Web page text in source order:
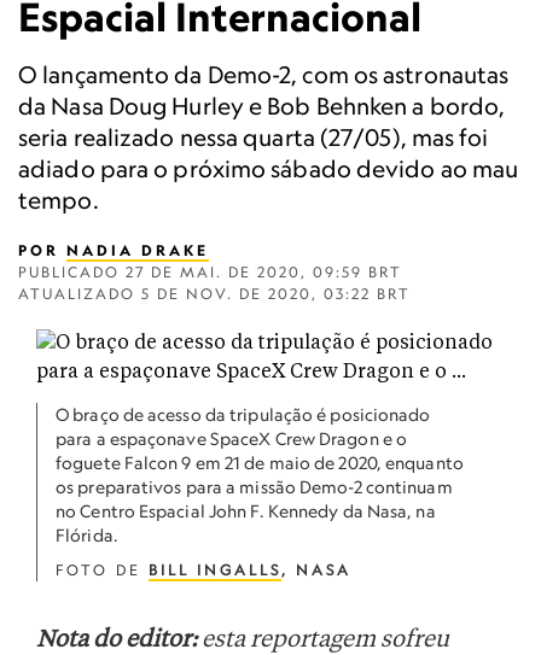
Espacial Internacional
O lançamento da Demo-2, com os astronautas
da Nasa Doug Hurley e Bob Behnken a bordo,
seria realizado nessa quarta (27/05), mas foi
adiado para o próximo sábado devido ao mau
tempo.
POR NADIA DRAKE
PUBLICADO 27 DE MAI. DE 2020, 09:59 BRT
ATUALIZADO 5 DE NOV. DE 2020, 03:22 BRT
O braço de acesso da tripulação é posicionado
para a espaçonave SpaceX Crew Dragon e o
foguete Falcon 9 em 21 de maio de 2020, enquanto
os preparativos para a missão Demo-2 continuam
no Centro Espacial John F. Kennedy da Nasa, na
Flórida.
FOTO DE BILL INGALLS, NASA
Nota do editor:esta reportagem sofreu